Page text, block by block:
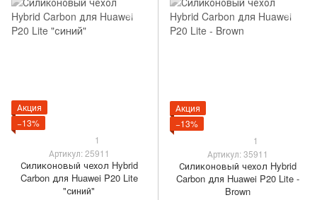
Акция
−13%
1
Артикул: 25911
Силиконовый чехол Hybrid
Carbon для Huawei P20 Lite
"синий"
Акция
−13%
1
Артикул: 35911
Силиконовый чехол Hybrid
Carbon для Huawei P20 Lite -
Brown